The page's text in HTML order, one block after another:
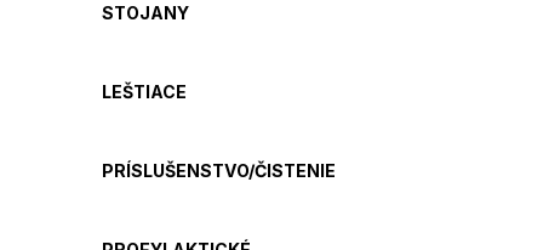
STOJANY
LEŠTIACE
PRÍSLUŠENSTVO/ČISTENIE